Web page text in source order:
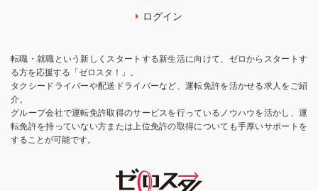
ログイン
転職・就職という新しくスタートする新生活に向けて、ゼロからスタートす
る方を応援する「ゼロスタ！」。
タクシードライバーや配送ドライバーなど、運転免許を活かせる求人をご紹
介。
グループ会社で運転免許取得のサービスを行っているノウハウを活かし、運
転免許を持っていない方または上位免許の取得についても手厚いサポートを
することが可能です。